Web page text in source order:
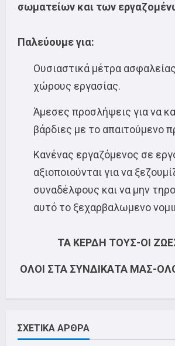
σωματείων και των
Παλεύουμε για:
Ουσιαστικά μέτρα
χώρους εργασίας.
Άμεσες προσλήψεις για να
βάρδιες με το απαιτούμενο
Κανένας εργαζόμενος σε
αξιοποιούνται για να
συναδέλφους και να μην
αυτό το ξεχαρβαλωμενο
ΤΑ ΚΕΡΔΗ ΤΟΥΣ-ΟΙ
ΟΛΟΙ ΣΤΑ ΣΥΝΔΙΚΑΤΑ ΜΑΣ-
ΣΧΕΤΙΚΑ ΑΡΘΡΑ